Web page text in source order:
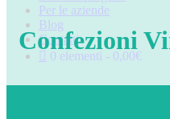
Per le aziende
Blog
Contatti
0 elementi
0,00€
Confezioni